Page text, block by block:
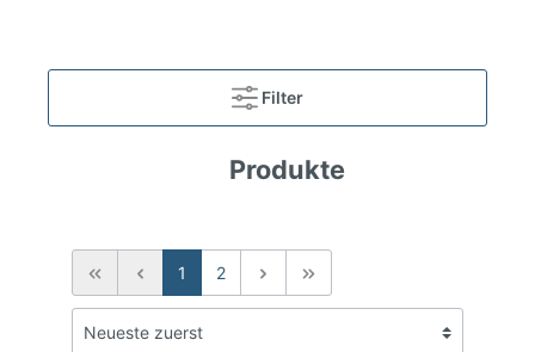
Filter
Produkte
1 2